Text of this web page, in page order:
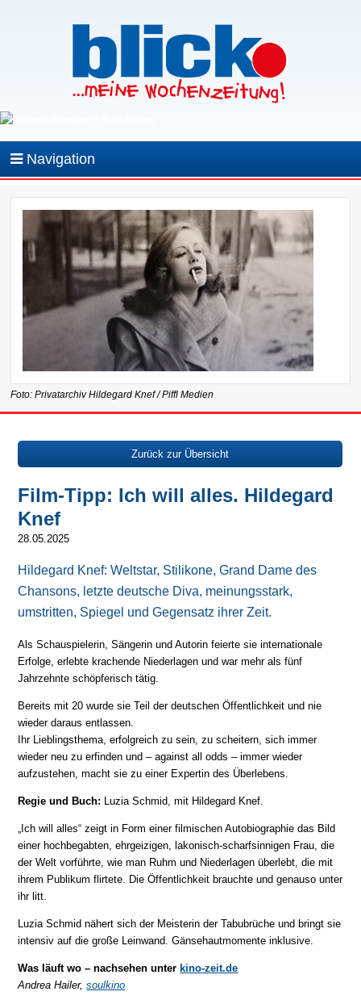
Navigation
Foto: Privatarchiv Hildegard Knef / Piffl Medien
Zurück zur Übersicht
Film-Tipp: Ich will alles. Hildegard
Knef
28.05.2025
Hildegard Knef: Weltstar, Stilikone, Grand Dame des
Chansons, letzte deutsche Diva, meinungsstark,
umstritten, Spiegel und Gegensatz ihrer Zeit.
Als Schauspielerin, Sängerin und Autorin feierte sie internationale
Erfolge, erlebte krachende Niederlagen und war mehr als fünf
Jahrzehnte schöpferisch tätig.
Bereits mit 20 wurde sie Teil der deutschen Öffentlichkeit und nie
wieder daraus entlassen.
Ihr Lieblingsthema, erfolgreich zu sein, zu scheitern, sich immer
wieder neu zu erfinden und – against all odds – immer wieder
aufzustehen, macht sie zu einer Expertin des Überlebens.
Regie und Buch: Luzia Schmid, mit Hildegard Knef.
„Ich will alles“ zeigt in Form einer filmischen Autobiographie das Bild
einer hochbegabten, ehrgeizigen, lakonisch-scharfsinnigen Frau, die
der Welt vorführte, wie man Ruhm und Niederlagen überlebt, die mit
ihrem Publikum flirtete. Die Öffentlichkeit brauchte und genauso unter
ihr litt.
Luzia Schmid nähert sich der Meisterin der Tabubrüche und bringt sie
intensiv auf die große Leinwand. Gänsehautmomente inklusive.
Was läuft wo – nachsehen unter kino-zeit.de
Andrea Hailer,soulkino